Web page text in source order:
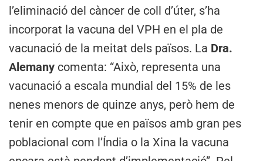
l’eliminació del càncer de coll d’úter, s’ha
incorporat la vacuna del VPH en el pla de
vacunació de la meitat dels països. La Dra.
Alemany comenta: “Això, representa una
vacunació a escala mundial del 15% de les
nenes menors de quinze anys, però hem de
tenir en compte que en països amb gran pes
poblacional com l’Índia o la Xina la vacuna